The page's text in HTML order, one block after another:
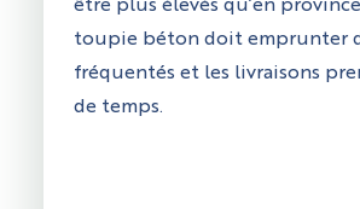
être plus élevés qu’en
toupie béton doit emprunter
fréquentés et les livraisons
de temps.